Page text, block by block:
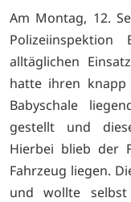
Am Montag, 12.
alltäglichen
hatte ihren
Babyschale
gestellt und
Hierbei blieb der
Fahrzeug liegen.
und wollte